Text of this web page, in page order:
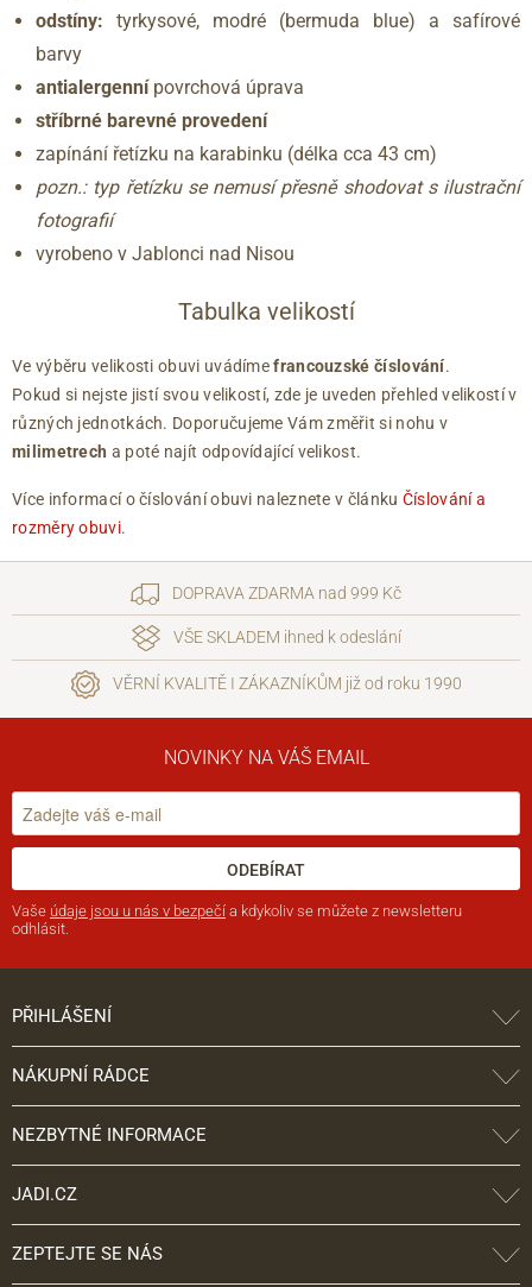
odstíny: tyrkysové, modré (bermuda blue) a safírové
barvy
antialergennípovrchová úprava
stříbrné barevné provedení
zapínání řetízku na karabinku (délka cca 43 cm)
pozn.: typ řetízku se nemusí přesně shodovat s ilustrační
fotografií
vyrobeno v Jablonci nad Nisou
Tabulka velikostí
Ve výběru velikosti obuvi uvádímefrancouzské číslování.
Pokud si nejste jistí svou velikostí, zde je uveden přehled velikostí v
různých jednotkách. Doporučujeme Vám změřit si nohu v
milimetrech a poté najít odpovídající velikost.
Více informací o číslování obuvi naleznete v článku Číslování a
rozměry obuvi.
DOPRAVA ZDARMA nad 999 Kč
VŠE SKLADEM ihned k odeslání
VĚRNÍ KVALITĚ I ZÁKAZNÍKŮM již od roku 1990
NOVINKY NA VÁŠ EMAIL
ODEBÍRAT
Vaše údaje jsou u nás v bezpečí a kdykoliv se můžete z newsletteru
odhlásit.
PŘIHLÁŠENÍ
NÁKUPNÍ RÁDCE
NEZBYTNÉ INFORMACE
JADI.CZ
ZEPTEJTE SE NÁS